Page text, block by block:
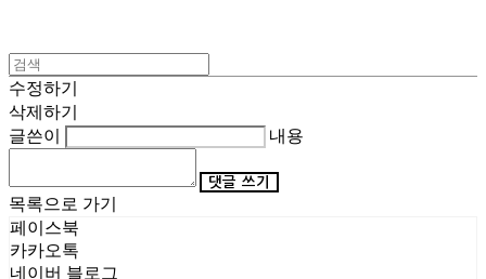
수정하기
삭제하기
글쓴이
내용
댓글 쓰기
목록으로 가기
페이스북
카카오톡
네이버 블로그